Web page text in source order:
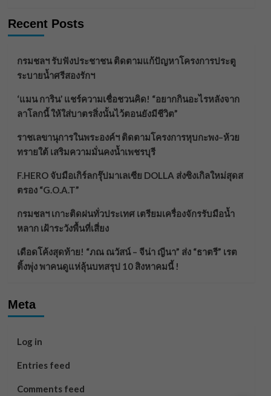
Recent Posts
กรมชลฯ รับฟังประชาชน ติดตามแก้ปัญหาโครงการประตู
ระบายน้ำศรีสองรักฯ
‘แมน การิน’ แชร์ความเชื่อชวนคิด! “อยากกินอะไรหลังจาก
ลาโลกนี้ ให้ใส่บาตรสิ่งนั้นไว้ตอนยังมีชีวิต”
ราชเลขานุการในพระองค์ฯ ติดตามโครงการหุบกะพง–ห้วย
ทรายใต้ เสริมความมั่นคงน้ำเพชรบุรี
F.HERO จับมือเกิร์ลกรุ๊ปมาเลเซีย DOLLA ส่งซิงเกิลใหม่สุดส
ตรอง “G.O.A.T”
กรมชลฯ เกาะติดฝนทั่วประเทศ เตรียมเครื่องจักรรับมือน้ำ
หลาก เฝ้าระวังพื้นที่เสี่ยง
เดือดโค้งสุดท้าย! “ภณ ณวัสน์ – จีน่า ญีนา” ส่ง “ธาตรี” เรต
ติ้งพุ่ง พาคนดูแห่ลุ้นบทสรุป 10 สิงหาคมนี้ !
Meta
Log in
Entries feed
Comments feed